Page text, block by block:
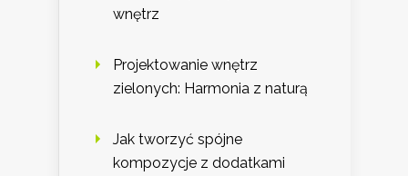
wnętrz
Projektowanie wnętrz
zielonych: Harmonia z naturą
Jak tworzyć spójne
kompozycje z dodatkami